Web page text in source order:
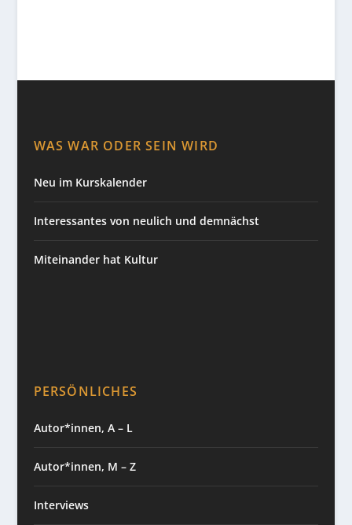
WAS WAR ODER SEIN WIRD
Neu im Kurskalender
Interessantes von neulich und demnächst
Miteinander hat Kultur
PERSÖNLICHES
Autor*innen, A – L
Autor*innen, M – Z
Interviews